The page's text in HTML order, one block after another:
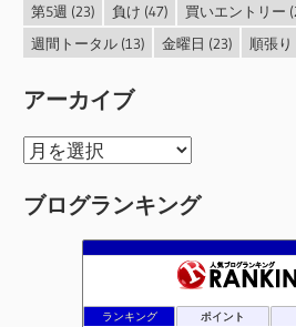
第5週 (23) 負け (47) 買いエントリー
週間トータル(13) 金曜日 (23) 順張り
アーカイブ
ア
カ
ブログランキング
ランキング ポイント